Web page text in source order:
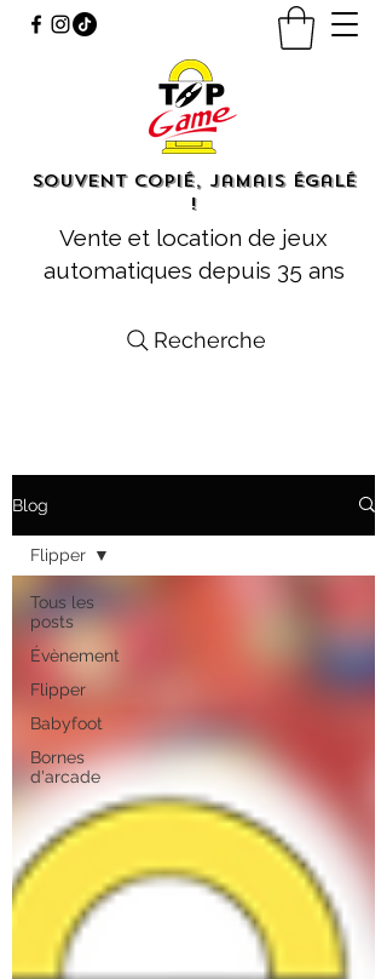
Souvent copié, jamais égalé
!
Vente et location de jeux
automatiques depuis 35 ans
Recherche
Blog
Tous les
posts
Évènement
Flipper
Babyfoot
Bornes
d'arcade
Flipper